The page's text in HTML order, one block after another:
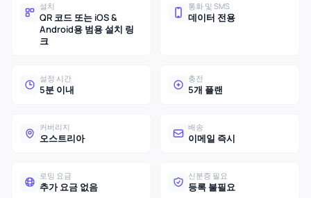
설치
QR 코드 또는 iOS &
Android용 범용 설치 링
크
통화 및 SMS
데이터 전용
설정 시간
5분 이내
충전
5개 플랜
커버리지
오스트리아
배송
이메일 즉시
로밍 요금
추가 요금 없음
신분증 필요
등록 불필요